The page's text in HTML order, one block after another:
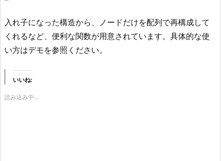
入れ子になった構造から、ノードだけを配列で再構成して
くれるなど、便利な関数が用意されています。具体的な使
い方はデモを参照ください。
いいね:
読み込み中...